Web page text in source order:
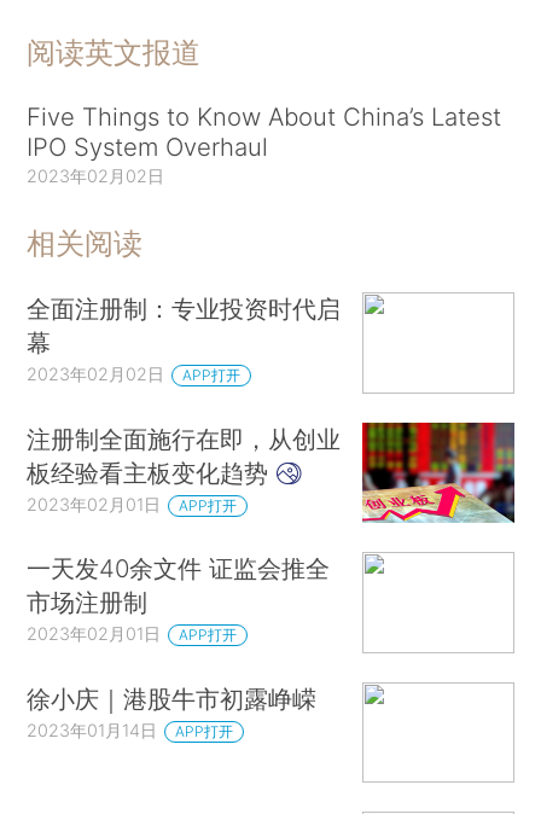
阅读英文报道
Five Things to Know About China’s Latest
IPO System Overhaul
2023年02月02日
相关阅读
全面注册制：专业投资时代启
幕
2023年02月02日 APP打开
注册制全面施行在即，从创业
板经验看主板变化趋势
2023年02月01日 APP打开
一天发40余文件 证监会推全
市场注册制
2023年02月01日 APP打开
徐小庆｜港股牛市初露峥嵘
2023年01月14日 APP打开